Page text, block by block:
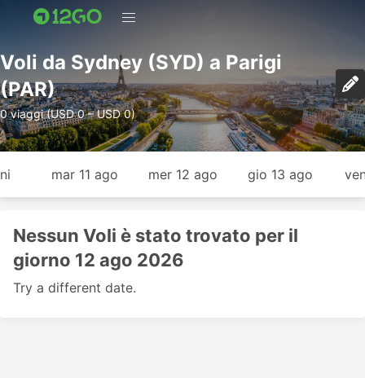
Voli da Sydney (SYD) a Parigi
(PAR)
0 viaggi (USD 0 – USD 0)
mar 11 ago mer 12 ago gio 13 ago
Nessun Voli è stato trovato per il
giorno 12 ago 2026
Try a different date.